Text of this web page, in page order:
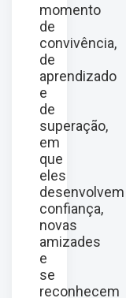
momento
de
convivência,
de
aprendizado
e
de
superação,
em
que
eles
desenvolvem
confiança,
novas
amizades
e
se
reconhecem